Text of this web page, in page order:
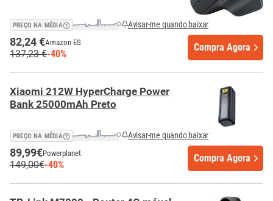
PREÇO NA MÉDIA Avisar-me quando baixar
82,24 €Amazon ES
137,23 €-40%
Compra Agora
Xiaomi 212W HyperCharge Power
Bank 25000mAh Preto
PREÇO NA MÉDIA Avisar-me quando baixar
89,99€Powerplanet
149,00€-40%
Compra Agora